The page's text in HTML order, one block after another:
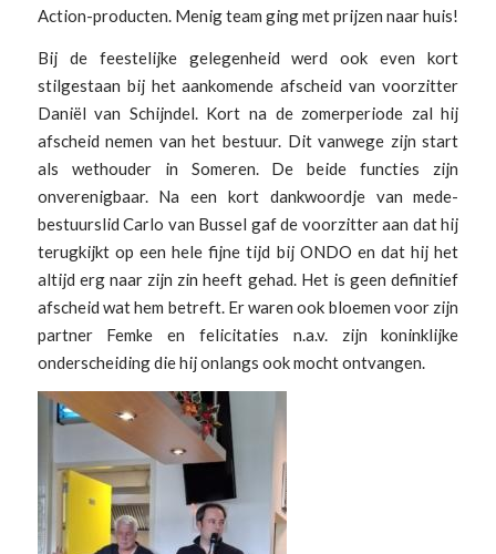
Action-producten. Menig team ging met prijzen naar huis!
Bij de feestelijke gelegenheid werd ook even kort
stilgestaan bij het aankomende afscheid van voorzitter
Daniël van Schijndel. Kort na de zomerperiode zal hij
afscheid nemen van het bestuur. Dit vanwege zijn start
als wethouder in Someren. De beide functies zijn
onverenigbaar. Na een kort dankwoordje van mede-
bestuurslid Carlo van Bussel gaf de voorzitter aan dat hij
terugkijkt op een hele fijne tijd bij ONDO en dat hij het
altijd erg naar zijn zin heeft gehad. Het is geen definitief
afscheid wat hem betreft. Er waren ook bloemen voor zijn
partner Femke en felicitaties n.a.v. zijn koninklijke
onderscheiding die hij onlangs ook mocht ontvangen.